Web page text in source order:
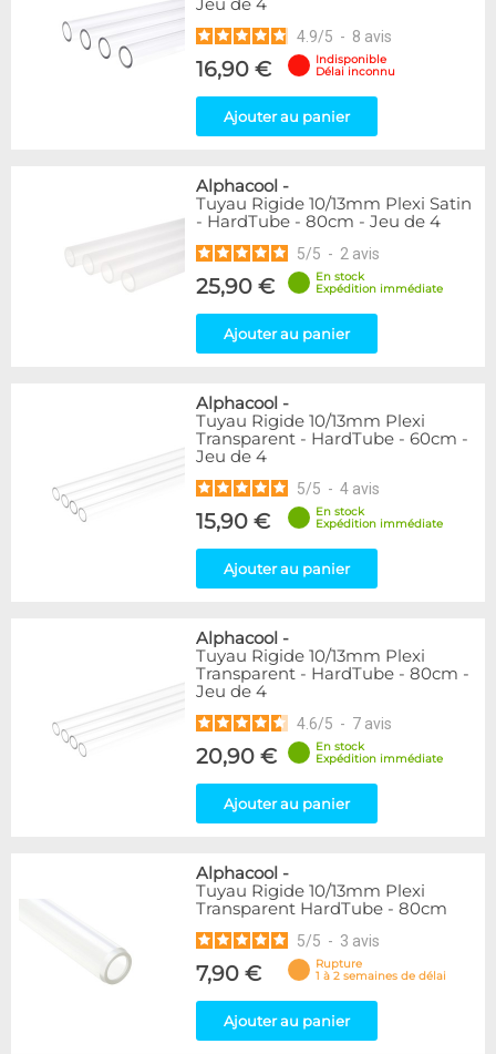
Jeu de 4
4.9/5 - 8 avis
16,90 €
Indisponible
Délai inconnu
Ajouter au panier
Alphacool -
Tuyau Rigide 10/13mm Plexi Satin
- HardTube - 80cm - Jeu de 4
5/5 - 2 avis
25,90 €
En stock
Expédition immédiate
Ajouter au panier
Alphacool -
Tuyau Rigide 10/13mm Plexi
Transparent - HardTube - 60cm -
Jeu de 4
5/5 - 4 avis
15,90 €
En stock
Expédition immédiate
Ajouter au panier
Alphacool -
Tuyau Rigide 10/13mm Plexi
Transparent - HardTube - 80cm -
Jeu de 4
4.6/5 - 7 avis
20,90 €
En stock
Expédition immédiate
Ajouter au panier
Alphacool -
Tuyau Rigide 10/13mm Plexi
Transparent HardTube - 80cm
5/5 - 3 avis
7,90 €
Rupture
1 à 2 semaines de délai
Ajouter au panier